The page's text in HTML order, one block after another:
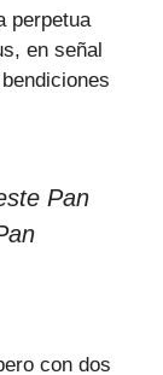
perpetua
en señal
Pan
con dos